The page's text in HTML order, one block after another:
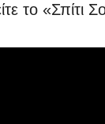
το «Σπίτι